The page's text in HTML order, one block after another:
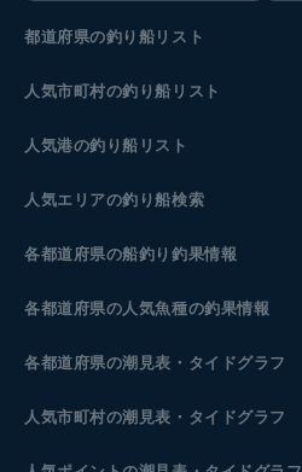
都道府県の釣り船リスト
人気市町村の釣り船リスト
人気港の釣り船リスト
人気エリアの釣り船検索
各都道府県の船釣り釣果情報
各都道府県の人気魚種の釣果情報
各都道府県の潮見表 ・タイドグラフ
人気市町村の潮見表・タイドグラフ